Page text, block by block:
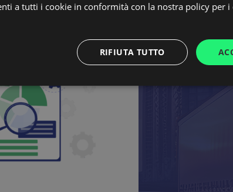
a tutti i cookie in conformità con la nostra policy per i
RIFIUTA TUTTO